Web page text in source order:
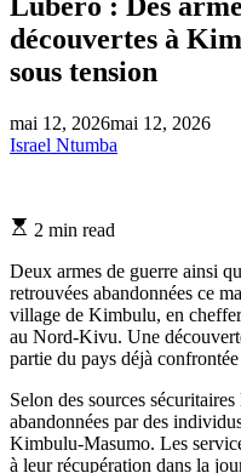
découvertes à
sous tension
mai 12, 2026mai 12, 2026
Israel Ntumba
Estimated
time
2 min read
Deux armes de guerre ainsi
retrouvées abandonnées ce
village de Kimbulu, en
au Nord-Kivu. Une
partie du pays déjà
Selon des sources
abandonnées par des
Kimbulu-Masumo. Les
à leur récupération dans la